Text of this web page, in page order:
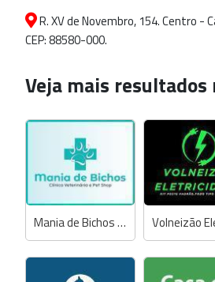
R. XV de Novembro, 154. Centro -
CEP: 88580-000.
Veja mais resultados
Mania de Bichos Clínica Veterinária e Pet Shop